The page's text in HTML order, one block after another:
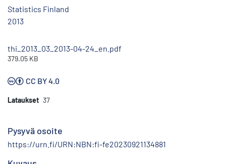
Statistics Finland
2013
thi_2013_03_2013-04-24_en.pdf
379.05 KB
CC BY 4.0
Lataukset 37
Pysyvä osoite
https://urn.fi/URN:NBN:fi-fe20230921134881